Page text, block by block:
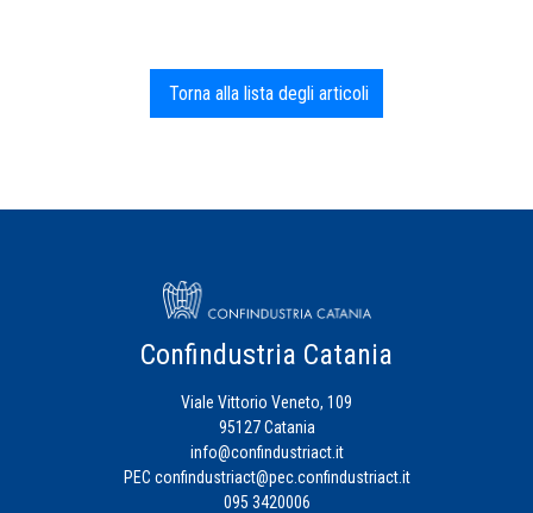
Torna alla lista degli articoli
Confindustria Catania
Viale Vittorio Veneto, 109
95127 Catania
info@confindustriact.it
PEC confindustriact@pec.confindustriact.it
095 3420006